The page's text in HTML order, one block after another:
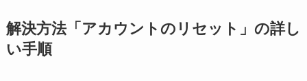
解決方法「アカウントのリセット」の詳し
い手順